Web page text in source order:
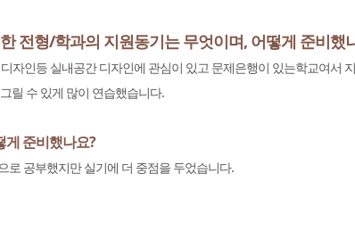
전형/학과의 지원동기는 무엇이며, 어떻게 준비했
자인등 실내공간 디자인에 관심이 있고 문제은행이 있는학교여서
릴 수 있게 많이 연습했습니다.
게 준비했나요?
로 공부했지만 실기에 더 중점을 두었습니다.